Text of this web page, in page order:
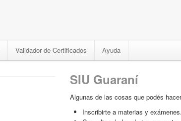
Validador de Certificados Ayuda
SIU Guaraní
Algunas de las cosas que podés
Inscribirte a materias y exámenes.